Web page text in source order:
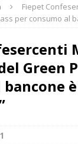
Fiepet
per consumo al
Green
è